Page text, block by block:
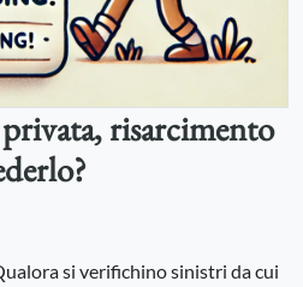
risarcimento
si verifichino sinistri da cui